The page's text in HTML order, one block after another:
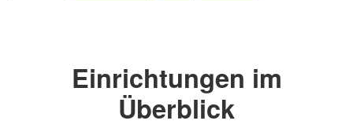
Einrichtungen im
Überblick